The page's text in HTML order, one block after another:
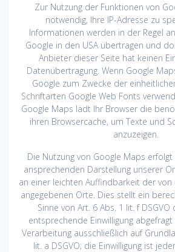
Zur Nutzung der Funktionen von
notwendig, Ihre IP-Adresse zu
Informationen werden in der Regel
Google in den USA übertragen und
Anbieter dieser Seite hat keinen
Datenübertragung. Wenn Google
Google zum Zwecke der
Schriftarten Google Web Fonts
Google Maps lädt Ihr Browser die
ihren Browsercache, um Texte und
anzuzeigen.
Die Nutzung von Google Maps
ansprechenden Darstellung unserer
an einer leichten Auffindbarkeit der
angegebenen Orte. Dies stellt ein
Sinne von Art. 6 Abs. 1 lit. f
entsprechende Einwilligung
Verarbeitung ausschließlich auf
lit. a DSGVO; die Einwilligung ist